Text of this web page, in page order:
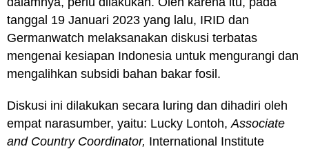
tanggal 19 Januari 2023 yang lalu, IRID dan
Germanwatch melaksanakan diskusi terbatas
mengenai kesiapan Indonesia untuk mengurangi dan
mengalihkan subsidi bahan bakar fosil.
Diskusi ini dilakukan secara luring dan dihadiri oleh
empat narasumber, yaitu: Lucky Lontoh,Associate
and Country Coordinator, International Institute